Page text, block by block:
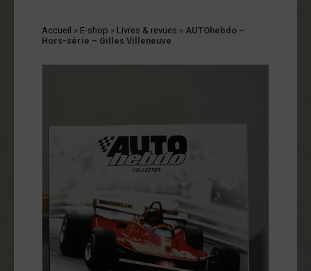
Accueil » E-shop » Livres & revues » AUTOhebdo –
Hors-série – Gilles Villeneuve